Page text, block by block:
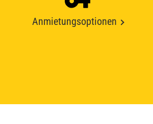
Anmietungsoptionen